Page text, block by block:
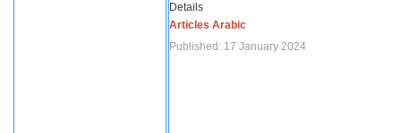
Details
Articles Arabic
Published: 17 January 2024